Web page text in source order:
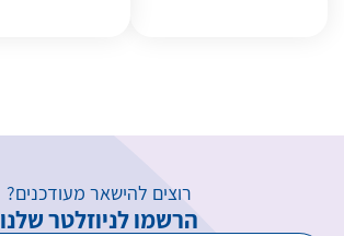
רוצים להישאר מעודכנים?
הרשמו לניוזלטר שלנו